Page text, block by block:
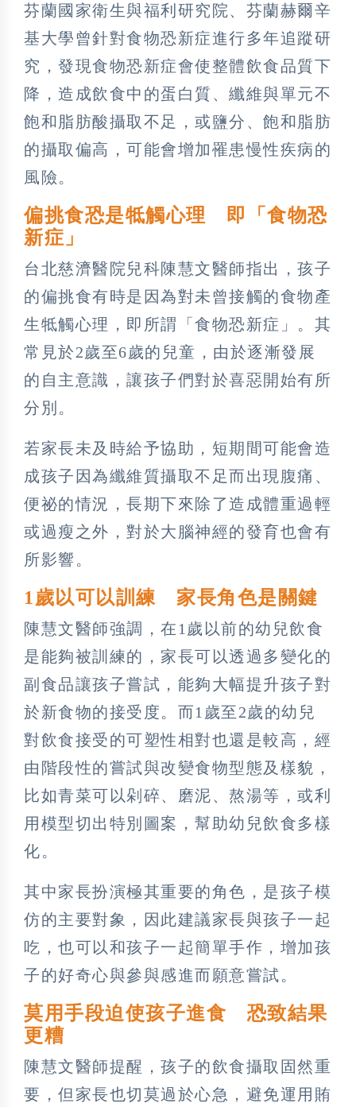
芬蘭國家衛生與福利研究院、芬蘭赫爾辛
基大學曾針對食物恐新症進行多年追蹤研
究，發現食物恐新症會使整體飲食品質下
降，造成飲食中的蛋白質、纖維與單元不
飽和脂肪酸攝取不足，或鹽分、飽和脂肪
的攝取偏高，可能會增加罹患慢性疾病的
風險。
偏挑食恐是牴觸心理 即「食物恐
新症」
台北慈濟醫院兒科陳慧文醫師指出，孩子
的偏挑食有時是因為對未曾接觸的食物產
生牴觸心理，即所謂「食物恐新症」。其
常見於2歲至6歲的兒童，由於逐漸發展
的自主意識，讓孩子們對於喜惡開始有所
分別。
若家長未及時給予協助，短期間可能會造
成孩子因為纖維質攝取不足而出現腹痛、
便祕的情況，長期下來除了造成體重過輕
或過瘦之外，對於大腦神經的發育也會有
所影響。
1歲以可以訓練 家長角色是關鍵
陳慧文醫師強調，在1歲以前的幼兒飲食
是能夠被訓練的，家長可以透過多變化的
副食品讓孩子嘗試，能夠大幅提升孩子對
於新食物的接受度。而1歲至2歲的幼兒
對飲食接受的可塑性相對也還是較高，經
由階段性的嘗試與改變食物型態及樣貌，
比如青菜可以剁碎、磨泥、熬湯等，或利
用模型切出特別圖案，幫助幼兒飲食多樣
化。
其中家長扮演極其重要的角色，是孩子模
仿的主要對象，因此建議家長與孩子一起
吃，也可以和孩子一起簡單手作，增加孩
子的好奇心與參與感進而願意嘗試。
莫用手段迫使孩子進食 恐致結果
更糟
陳慧文醫師提醒，孩子的飲食攝取固然重
要，但家長也切莫過於心急，避免運用賄